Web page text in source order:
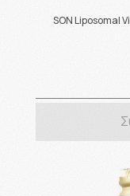
SON Liposomal